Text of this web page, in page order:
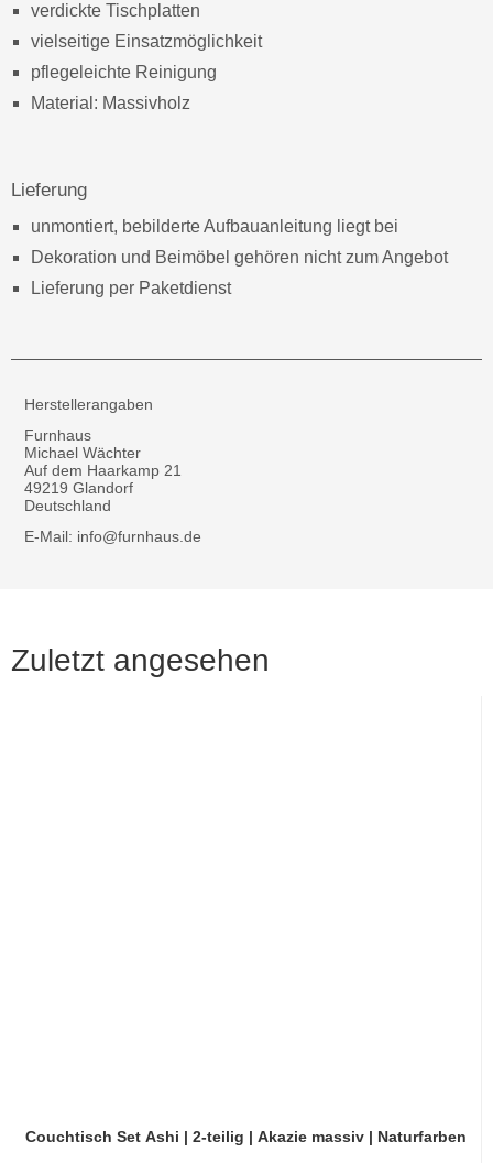
verdickte Tischplatten
vielseitige Einsatzmöglichkeit
pflegeleichte Reinigung
Material: Massivholz
Lieferung
unmontiert, bebilderte Aufbauanleitung liegt bei
Dekoration und Beimöbel gehören nicht zum Angebot
Lieferung per Paketdienst
Herstellerangaben
Furnhaus
Michael Wächter
Auf dem Haarkamp 21
49219 Glandorf
Deutschland
E-Mail: info@furnhaus.de
Zuletzt angesehen
Couchtisch Set Ashi | 2-teilig | Akazie massiv | Naturfarben